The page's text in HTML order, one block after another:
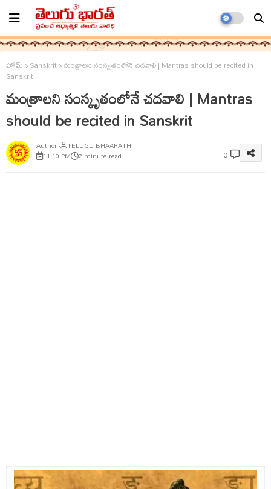
హోమ్ Sanskrit మంత్రాలని సంస్కృతంలోనే చదవాలి | Mantras should be recited in
Sanskrit
మంత్రాలని సంస్కృతంలోనే చదవాలి | Mantras
should be recited in Sanskrit
TELUGU BHAARATH
11:10 PM 2 minute read 0